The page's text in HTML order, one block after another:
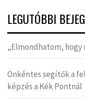
LEGUTÓBBI
„Elmondhatom, hogy
Önkéntes segítők a
képzés a Kék Pontnál